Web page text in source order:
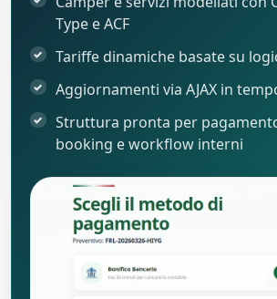
Type e ACF
Tariffe dinamiche basate su
Aggiornamenti via AJAX in
Struttura pronta per
booking e workflow interni